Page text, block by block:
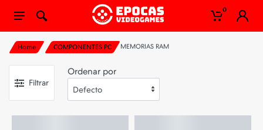
0
Home COMPONENTES PC MEMORIAS RAM
Filtrar
Ordenar por